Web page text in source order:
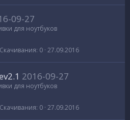
09-27
для ноутбуков
Скачивания 0 27.09.2016
2016-09-27
для ноутбуков
Скачивания 0 27.09.2016